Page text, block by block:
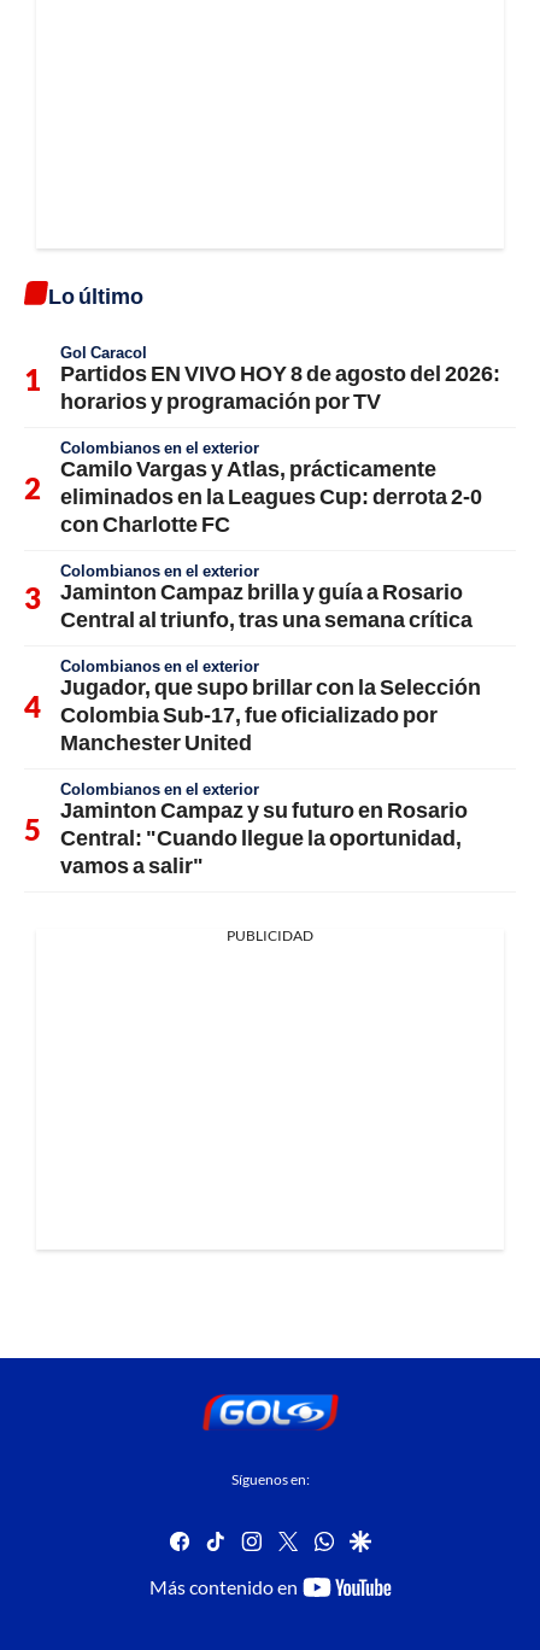
Lo último
Gol Caracol
Partidos EN VIVO HOY 8 de agosto del 2026:
horarios y programación por TV
Colombianos en el exterior
Camilo Vargas y Atlas, prácticamente
eliminados en la Leagues Cup: derrota 2-0
con Charlotte FC
Colombianos en el exterior
Jaminton Campaz brilla y guía a Rosario
Central al triunfo, tras una semana crítica
Colombianos en el exterior
Jugador, que supo brillar con la Selección
Colombia Sub-17, fue oficializado por
Manchester United
Colombianos en el exterior
Jaminton Campaz y su futuro en Rosario
Central: "Cuando llegue la oportunidad,
vamos a salir"
PUBLICIDAD
Síguenos en:
facebook
tiktok instagram
twitterwhatsapp
google
Más contenido en
youtube-